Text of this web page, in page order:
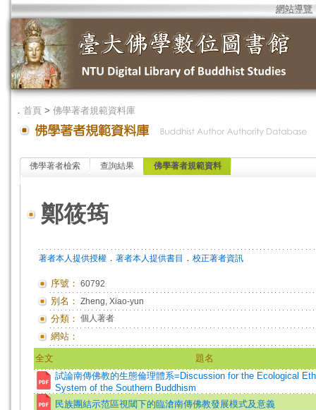
網站導覽
． 首頁 > 佛學著者規範資料庫
佛學著者檢索 查詢結果 佛學著者規範資料
鄭筱筠
著者本人提供授權 ． 著者本人提供書目 ． 校正著者資訊
序號： 60792
別名： Zheng, Xiao-yun
分類： 個人著者
網站：
全文
題名
試論南傳佛教的生態倫理體系=Discussion for the Ecological
System of the Southern Buddhism
民族團結示范區視閾下的臨滄南傳佛教發展模式及意義